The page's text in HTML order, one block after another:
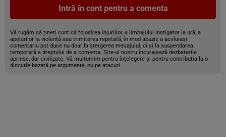
Intră în cont pentru a comenta
Vă rugăm să țineți cont că folosirea injuriilor, a limbajului instigator la ură, a
apelurilor la violență sau trimiterea repetată, în mod abuziv, a aceluiași
comentariu pot duce nu doar la ștergerea mesajului, ci și la suspendarea
temporară a dreptului de a comenta. Site-ul nostru încurajează dezbaterile
aprinse, dar civilizate. Vă mulțumim pentru înțelegere și pentru contribuția la o
discuție bazată pe argumente, nu pe atacuri.